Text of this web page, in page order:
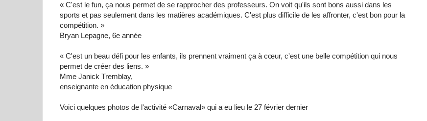
« C'est le fun, ça nous permet de se rapprocher des professeurs. On voit qu'ils sont bons aussi dans les
sports et pas seulement dans les matières académiques. C'est plus difficile de les affronter, c'est bon pour la
compétition. »
Bryan Lepagne, 6e année
« C'est un beau défi pour les enfants, ils prennent vraiment ça à cœur, c'est une belle compétition qui nous
permet de créer des liens. »
Mme Janick Tremblay,
enseignante en éducation physique
Voici quelques photos de l'activité «Carnaval» qui a eu lieu le 27 février dernier